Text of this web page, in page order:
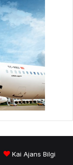
Kai Ajans Bilgi